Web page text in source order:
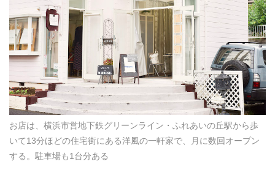
お店は、横浜市営地下鉄グリーンライン・ふれあいの丘駅から歩
いて13分ほどの住宅街にある洋風の一軒家で、月に数回オープン
する。駐車場も1台分ある